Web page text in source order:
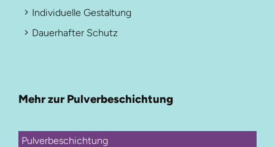
Individuelle Gestaltung
Dauerhafter Schutz
Mehr zur Pulverbeschichtung
Pulverbeschichtung